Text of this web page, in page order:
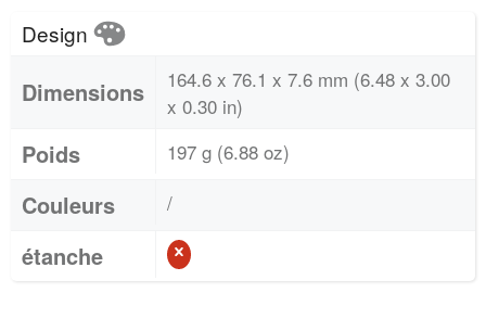
Design
Dimensions
164.6 x 76.1 x 7.6 mm (6.48 x 3.00
x 0.30 in)
Poids 197 g (6.88 oz)
Couleurs /
étanche